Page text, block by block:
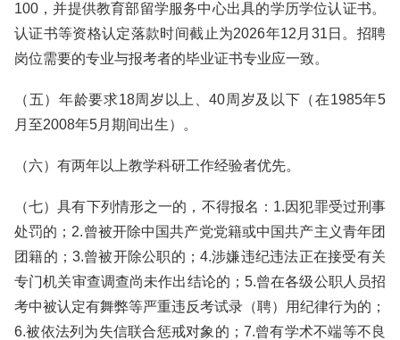
100，并提供教育部留学服务中心出具的学历学位认证书。
认证书等资格认定落款时间截止为2026年12月31日。招聘
岗位需要的专业与报考者的毕业证书专业应一致。
（五）年龄要求18周岁以上、40周岁及以下（在1985年5
月至2008年5月期间出生）。
（六）有两年以上教学科研工作经验者优先。
（七）具有下列情形之一的，不得报名：1.因犯罪受过刑事
处罚的；2.曾被开除中国共产党党籍或中国共产主义青年团
团籍的；3.曾被开除公职的；4.涉嫌违纪违法正在接受有关
专门机关审查调查尚未作出结论的；5.曾在各级公职人员招
考中被认定有舞弊等严重违反考试录（聘）用纪律行为的；
6.被依法列为失信联合惩戒对象的；7.曾有学术不端等不良